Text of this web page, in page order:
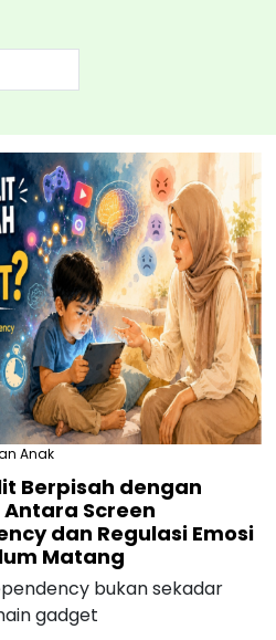
Anak
Berpisah dengan
Screen
dan Regulasi Emosi
Matang
bukan sekadar
gadget